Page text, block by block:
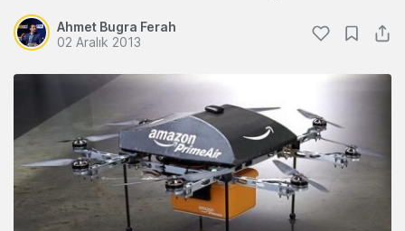
Ahmet Bugra Ferah
02 Aralık 2013